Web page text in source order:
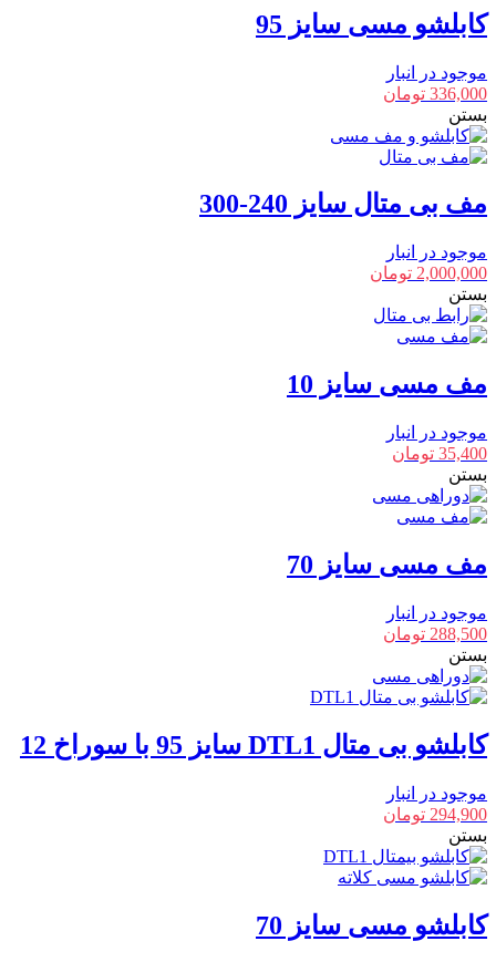
کابلشو مسی سایز 95
موجود در انبار
336,000 تومان
بستن
مف بی متال سایز 240-300
موجود در انبار
2,000,000 تومان
بستن
مف مسی سایز 10
موجود در انبار
35,400 تومان
بستن
مف مسی سایز 70
موجود در انبار
288,500 تومان
بستن
کابلشو بی متال DTL1 سایز 95 با سوراخ 12
موجود در انبار
294,900 تومان
بستن
کابلشو مسی سایز 70